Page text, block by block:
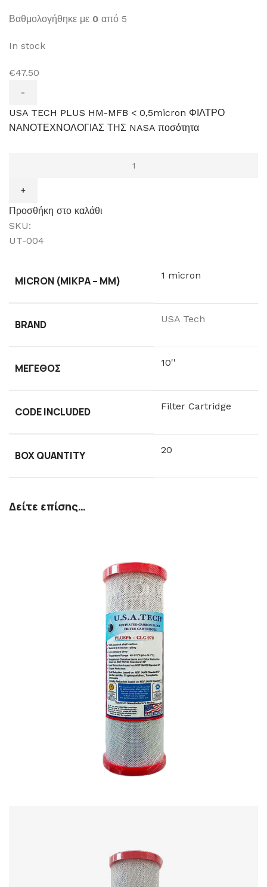
Βαθμολογήθηκε με 0 από 5
In stock
€47.50
USA TECH PLUS HM-MFB < 0,5micron ΦΙΛΤΡΟ
ΝΑΝΟΤΕΧΝΟΛΟΓΙΑΣ ΤΗΣ NASA ποσότητα
Προσθήκη στο καλάθι
SKU:
UT-004
MICRON (ΜΙΚΡΆ – ΜM) 1 micron
BRAND USA Tech
ΜΈΓΕΘΟΣ 10''
CODE INCLUDED Filter Cartridge
BOX QUANTITY 20
Δείτε επίσης…